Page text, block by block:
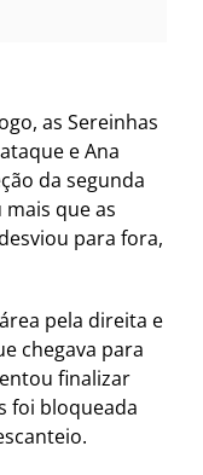
as Sereinhas
e Ana
da segunda
mais que as
para fora,
pela direita e
chegava para
finalizar
foi bloqueada